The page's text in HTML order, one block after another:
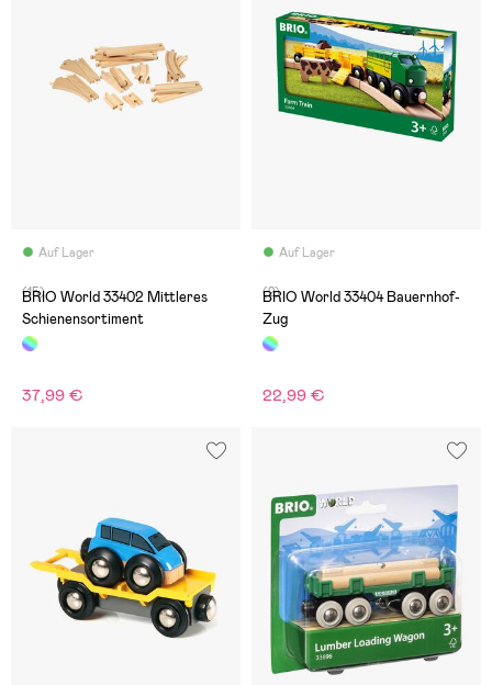
Auf Lager
(15)
BRIO World 33402 Mittleres
Schienensortiment
37,99 €
Auf Lager
(2)
BRIO World 33404 Bauernhof-
Zug
22,99 €